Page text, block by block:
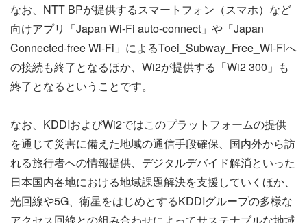
なお、NTT BPが提供するスマートフォン（スマホ）など
向けアプリ「Japan Wi-Fi auto-connect」や「Japan
Connected-free Wi-Fi」によるToei_Subway_Free_Wi-Fiへ
の接続も終了となるほか、Wi2が提供する「Wi2 300」も
終了となるということです。
なお、KDDIおよびWi2ではこのプラットフォームの提供
を通じて災害に備えた地域の通信手段確保、国内外から訪
れる旅行者への情報提供、デジタルデバイド解消といった
日本国内各地における地域課題解決を支援していくほか、
光回線や5G、衛星をはじめとするKDDIグループの多様な
アクセス回線との組み合わせによってサステナブルな地域